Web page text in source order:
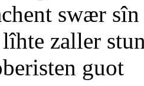
swær
zaller
guot